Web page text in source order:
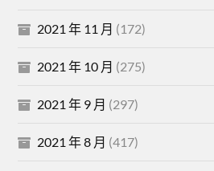
2021 年 11 月 (172)
2021 年 10 月 (275)
2021 年 9 月 (297)
2021 年 8 月 (417)